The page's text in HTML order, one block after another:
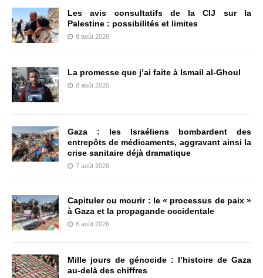
Les avis consultatifs de la CIJ sur la
Palestine : possibilités et limites
8 août 2026
La promesse que j’ai faite à Ismail al-Ghoul
8 août 2026
Gaza : les Israéliens bombardent des
entrepôts de médicaments, aggravant ainsi la
crise sanitaire déjà dramatique
7 août 2026
Capituler ou mourir : le « processus de paix »
à Gaza et la propagande occidentale
6 août 2026
Mille jours de génocide : l’histoire de Gaza
au-delà des chiffres